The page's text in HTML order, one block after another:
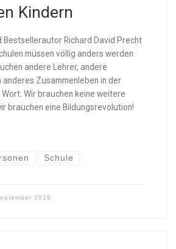
Kindern
Bestsellerautor Richard David Precht
müssen völlig anders werden
andere Lehrer, andere
anderes Zusammenleben in der
Wir brauchen keine weitere
brauchen eine Bildungsrevolution!
Schule
2019